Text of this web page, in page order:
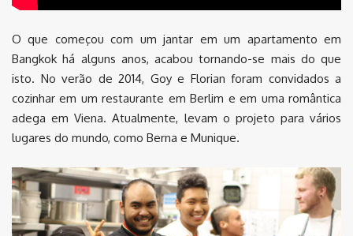
O que começou com um jantar em um apartamento em
Bangkok há alguns anos, acabou tornando-se mais do que
isto. No verão de 2014, Goy e Florian foram convidados a
cozinhar em um restaurante em Berlim e em uma romântica
adega em Viena. Atualmente, levam o projeto para vários
lugares do mundo, como Berna e Munique.